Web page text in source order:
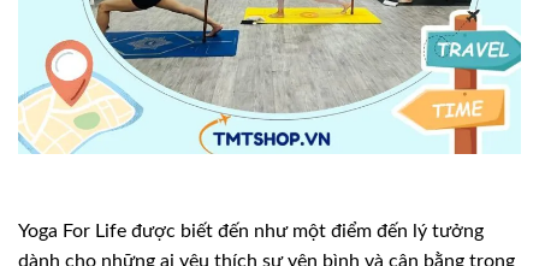
Yoga For Life được biết đến như một điểm đến lý tưởng
dành cho những ai yêu thích sự yên bình và cân bằng trong